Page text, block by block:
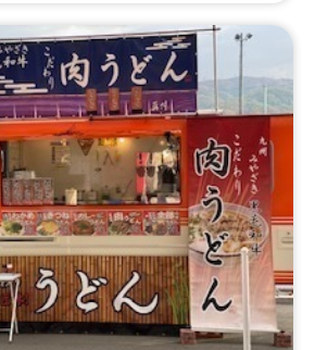
クレープ、手ごねハンバーグプレー
ーフプレート、りんごあめ、塩キャ
ープ、コーヒーチョコクレープ、キ
ッツクレープ、オレオクレープ、いち
ーマカレー、選べる600円クレープ、
ド、チキンオーバーライス、カレーオ
ーセージ、ストロベリーホットチョ
、550円 ドリンク、550円 スー
ッチチーズケーキ、フルーツサンド
ド 500、フルーツサンド、ブルーベ
ーキ、チョコづくし、選べるおにぎり
ラスソースオムライス、フルーツサ
グ、500円ドリンク、コーンスー
ー、学生用 クラムチャウダー、550
ップオムライス、選べるクレープ 50